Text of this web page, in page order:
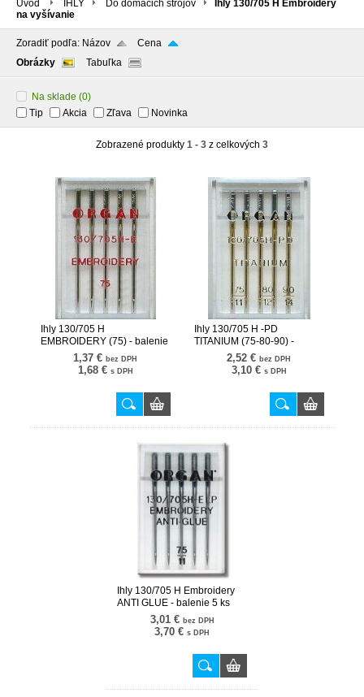
Úvod IHLY Do domácich strojov
Ihly 130/705 H Embroidery
na vyšívanie
Zoradiť podľa: Názov
Cena
Obrázky
Tabuľka
Na sklade (0)
Tip
Akcia Zľava Novinka
Zobrazené produkty 1 - 3 z celkových 3
Ihly 130/705 H
EMBROIDERY (75) - balenie
1,37 € bez DPH
1,68 € s DPH
Ihly 130/705 H -PD
TITANIUM (75-80-90) -
balenie 5 ks
2,52 € bez DPH
3,10 € s DPH
Ihly 130/705 H Embroidery
ANTI GLUE - balenie 5 ks
3,01 € bez DPH
3,70 € s DPH